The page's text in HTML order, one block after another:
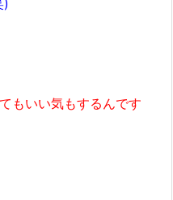
)
もいい気もするんです